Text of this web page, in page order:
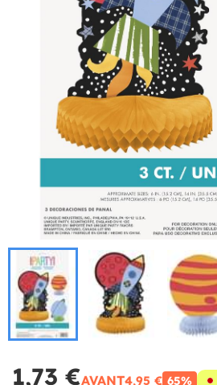
1,73 €AVANT4,95 € 65%